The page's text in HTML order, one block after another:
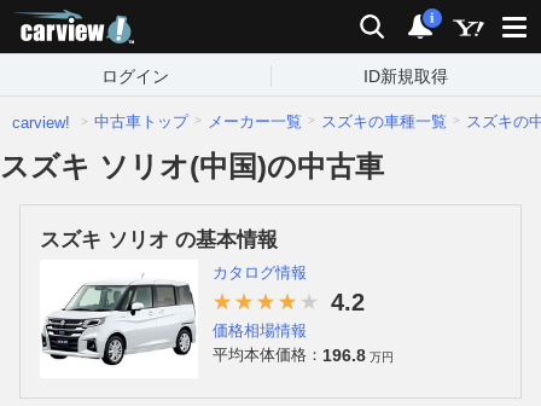
検索 通知
i
ログイン ID新規取得
carview! 中古車トップ メーカー一覧 スズキの車種一覧 スズキの
スズキ ソリオ(中国)の中古車
スズキ ソリオ の基本情報
カタログ情報
4.2
価格相場情報
平均本体価格： 196.8 万円